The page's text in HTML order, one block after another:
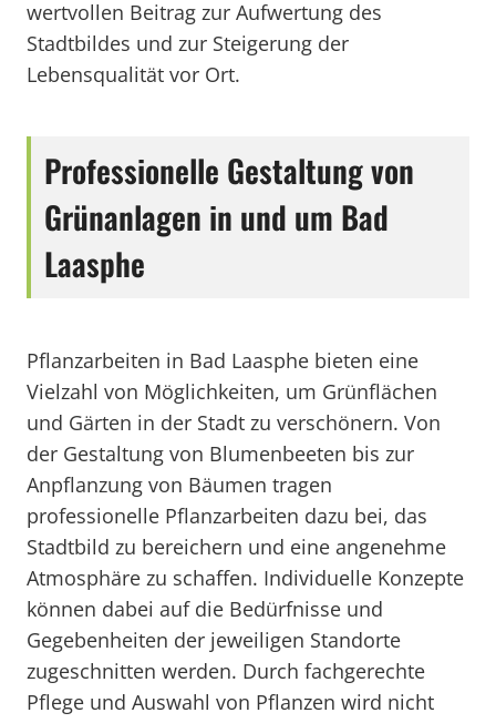
wertvollen Beitrag zur Aufwertung des
Stadtbildes und zur Steigerung der
Lebensqualität vor Ort.
Professionelle Gestaltung von
Grünanlagen in und um Bad
Laasphe
Pflanzarbeiten in Bad Laasphe bieten eine
Vielzahl von Möglichkeiten, um Grünflächen
und Gärten in der Stadt zu verschönern. Von
der Gestaltung von Blumenbeeten bis zur
Anpflanzung von Bäumen tragen
professionelle Pflanzarbeiten dazu bei, das
Stadtbild zu bereichern und eine angenehme
Atmosphäre zu schaffen. Individuelle Konzepte
können dabei auf die Bedürfnisse und
Gegebenheiten der jeweiligen Standorte
zugeschnitten werden. Durch fachgerechte
Pflege und Auswahl von Pflanzen wird nicht